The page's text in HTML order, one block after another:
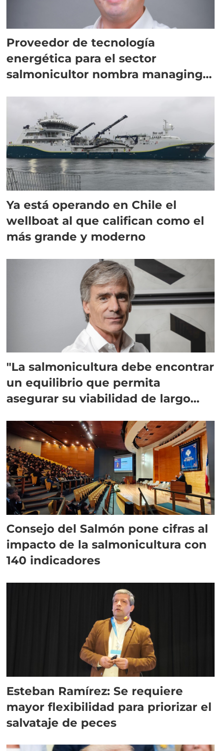
Proveedor de tecnología
energética para el sector
salmonicultor nombra managing
Ya está operando en Chile el
wellboat al que califican como el
más grande y moderno
"La salmonicultura debe encontrar
un equilibrio que permita
asegurar su viabilidad de largo
Consejo del Salmón pone cifras al
impacto de la salmonicultura con
140 indicadores
Esteban Ramírez: Se requiere
mayor flexibilidad para priorizar el
salvataje de peces